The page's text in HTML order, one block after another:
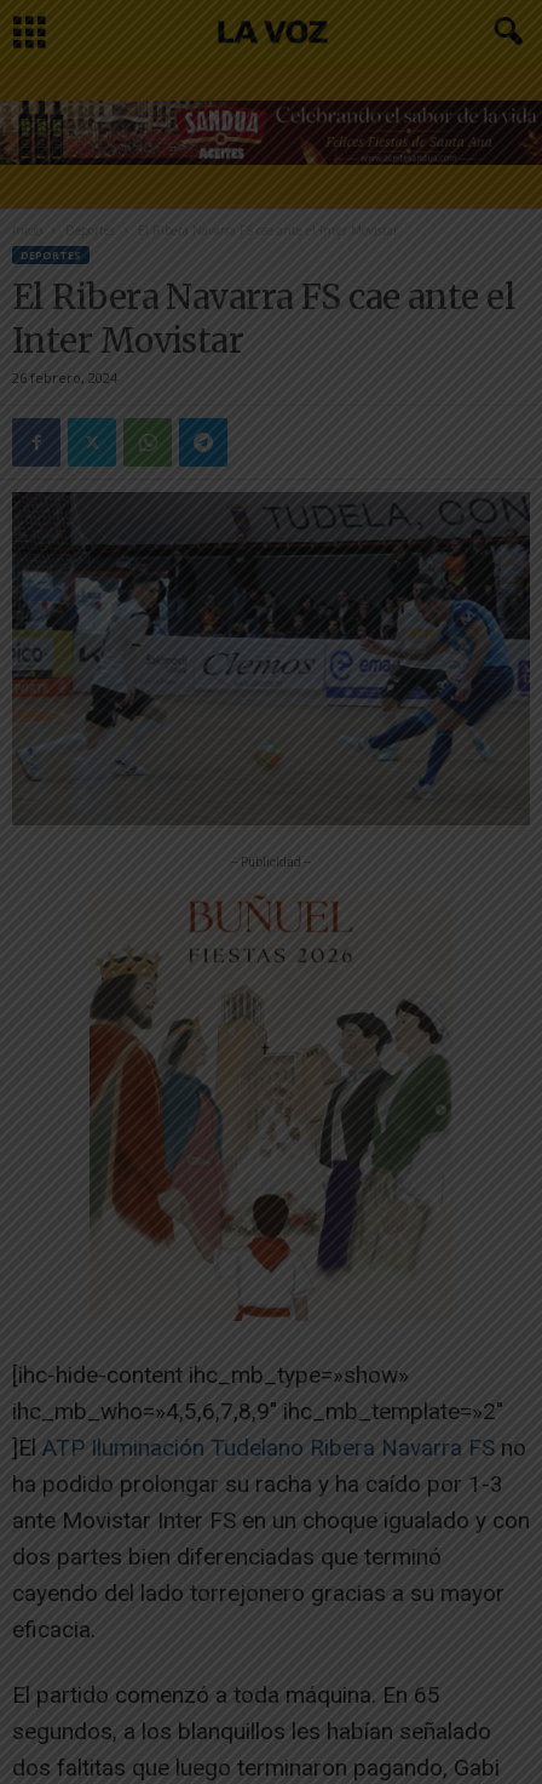
Inicio El Ribera Navarra FS cae ante el Inter Movistar
DEPORTES
El Ribera Navarra FS cae ante el
Inter Movistar
26 febrero, 2024
-- Publicidad --
[ihc-hide-content ihc_mb_type=»show»
ihc_mb_who=»4,5,6,7,8,9″ ihc_mb_template=»2″
]El ATP Iluminación Tudelano Ribera Navarra FS no
ha podido prolongar su racha y ha caído por 1-3
ante Movistar Inter FS en un choque igualado y con
dos partes bien diferenciadas que terminó
cayendo del lado torrejonero gracias a su mayor
eficacia.
El partido comenzó a toda máquina. En 65
segundos, a los blanquillos les habían señalado
dos faltitas que luego terminaron pagando, Gabi